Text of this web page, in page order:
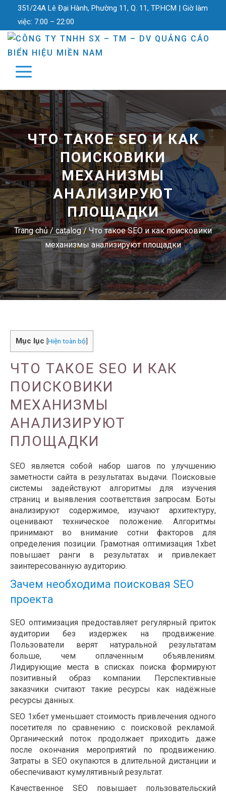
351/24A Lê Đại Hành, Phường 11, Q. 11, TP.HCM | Giờ làm
việc: 7:00 – 22:00
ЧТО ТАКОЕ SEO И КАК
ПОИСКОВИКИ
МЕХАНИЗМЫ
АНАЛИЗИРУЮТ
ПЛОЩАДКИ
Trang chủ/catalog/Что такое SEO и как поисковики
механизмы анализируют площадки
Mục lục [Hiện toàn bộ]
ЧТО ТАКОЕ SEO И КАК
ПОИСКОВИКИ
МЕХАНИЗМЫ
АНАЛИЗИРУЮТ
ПЛОЩАДКИ
SEO является собой набор шагов по улучшению
заметности сайта в результатах выдачи. Поисковые
системы задействуют алгоритмы для изучения
страниц и выявления соответствия запросам. Боты
анализируют содержимое, изучают архитектуру,
оценивают техническое положение. Алгоритмы
принимают во внимание сотни факторов для
определения позиции. Грамотная оптимизация 1xbet
повышает ранги в результатах и привлекает
заинтересованную аудиторию.
Зачем необходима поисковая SEO
проекта
SEO оптимизация предоставляет регулярный приток
аудитории без издержек на продвижение.
Пользователи верят натуральной результатам
больше, чем оплаченным объявлениям.
Лидирующие места в списках поиска формируют
позитивный образ компании. Перспективные
заказчики считают такие ресурсы как надёжные
ресурсы данных.
SEO 1хбет уменьшает стоимость привлечения одного
посетителя по сравнению с поисковой рекламой.
Органический поток продолжает приходить даже
после окончания мероприятий по продвижению.
Затраты в SEO окупаются в длительной дистанции и
обеспечивают кумулятивный результат.
Качественное SEO повышает пользовательский